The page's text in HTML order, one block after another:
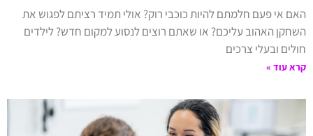
האם אי פעם חלמתם להיות כוכבי רוק? אולי תמיד רציתם לפגוש את
השחקן האהוב עליכם? או שאתם רוצים לנסוע למקום חדש? לילדים
חולים ובעלי צרכים
קרא עוד »